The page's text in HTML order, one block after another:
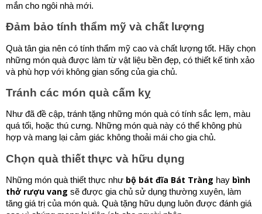
mắn cho ngôi nhà mới.
Đảm bảo tính thẩm mỹ và chất lượng
Quà tân gia nên có tính thẩm mỹ cao và chất lượng tốt. Hãy chọn
những món quà được làm từ vật liệu bền đẹp, có thiết kế tinh xảo
và phù hợp với không gian sống của gia chủ.
Tránh các món quà cấm kỵ
Như đã đề cập, tránh tặng những món quà có tính sắc lẹm, màu
quá tối, hoặc thú cưng. Những món quà này có thể không phù
hợp và mang lại cảm giác không thoải mái cho gia chủ.
Chọn quà thiết thực và hữu dụng
Những món quà thiết thực như bộ bát đĩa Bát Tràng hay bình
thở rượu vang sẽ được gia chủ sử dụng thường xuyên, làm
tăng giá trị của món quà. Quà tặng hữu dụng luôn được đánh giá